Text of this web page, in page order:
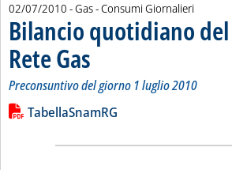
02/07/2010 - Gas - Consumi Giornalieri
Bilancio quotidiano
Rete Gas . Sottotitolo: Preconsuntivo del giorno
. Pubblicata venerdì 02 luglio 2010
Preconsuntivo del giorno 1 luglio 2010
Leggi tutta la notizia: 'Bilancio
Lista allegati PDF alla notizia
TabellaSnamRG